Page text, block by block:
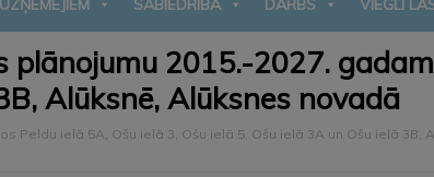
UZŅĒMĒJIEM SABIEDRĪBA DARBS VIEGLI
2015.-2027.
Alūksnē, Alūksnes novadā
ielā 5A, Ošu ielā 3, Ošu ielā 5, Ošu ielā 3A un Ošu ielā 3B,